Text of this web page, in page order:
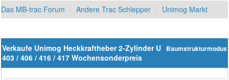
Das MB-trac Forum Andere Trac Schlepper Unimog Markt
Baumstrukturmodus
Verkaufe Unimog Heckkraftheber 2-Zylinder U
403 / 406 / 416 / 417 Wochensonderpreis